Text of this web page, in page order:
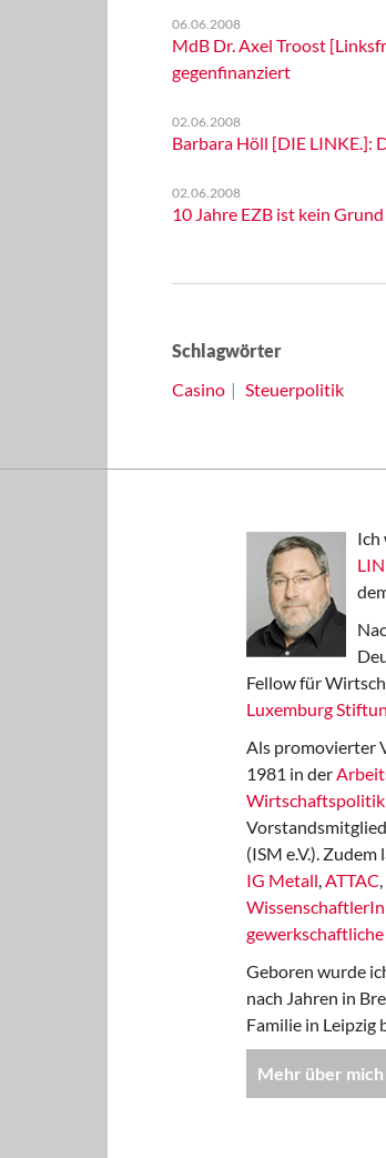
06.06.2008
MdB Dr. Axel Troost
gegenfinanziert
02.06.2008
Barbara Höll [DIE LINKE.]:
02.06.2008
10 Jahre EZB ist kein
Schlagwörter
Casino
Steuerpolitik
Ich
Fellow für
Luxemburg
Als promovierter
1981 in der
Wirtschaftspolitik
(ISM e.V.).
IG Metall,ATTAC,
Geboren wurde
nach Jahren in
Familie in Leipzig
Mehr über mich